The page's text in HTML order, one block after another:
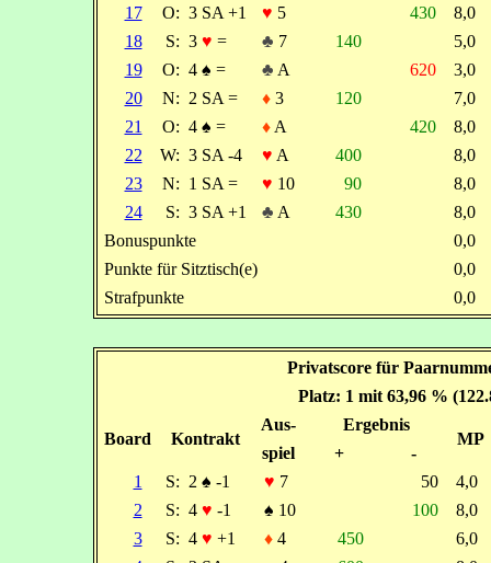
17
O: 3 SA +1 ♥ 5 430
8,0
18
S: 3 ♥ = ♣ 7 140
5,0
19
O: 4 ♠ = ♣ A 620
3,0
20
N: 2 SA = ♦3 120
7,0
21
O: 4 ♠ = ♦A 420
8,0
22
W: 3 SA -4 ♥ A 400
8,0
23
N: 1 SA = ♥ 10 90
8,0
24
S: 3 SA +1 ♣ A 430
8,0
Bonuspunkte
0,0
Punkte für Sitztisch(e)
0,0
Strafpunkte
0,0
Privatscore für
Platz: 1 mit 63,96 %
Board Kontrakt
Aus- Ergebnis
MP
spiel +
-
1
S: 2 ♠ -1 ♥ 7 50
4,0
2
S: 4 ♥ -1 ♠ 10 100
8,0
3
S: 4 ♥ +1 ♦4 450
6,0